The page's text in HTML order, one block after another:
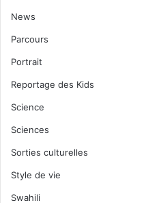
News
Parcours
Portrait
Reportage des Kids
Science
Sciences
Sorties culturelles
Style de vie
Swahili